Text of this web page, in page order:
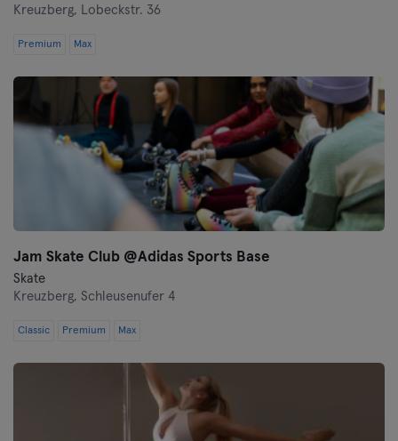
Kreuzberg, Lobeckstr. 36
Premium Max
Jam Skate Club @Adidas Sports Base
Skate
Kreuzberg, Schleusenufer 4
Classic Premium Max